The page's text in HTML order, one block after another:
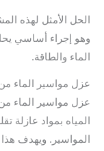
الحل الأمثل لهذه
وهو إجراء أساسي
الماء والطاقة.
عزل مواسير الماء
عزل مواسير الماء
المياه بمواد عازلة
المواسير. ويهدف